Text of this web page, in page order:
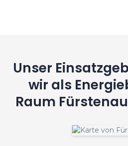
Unser
wir als
Raum